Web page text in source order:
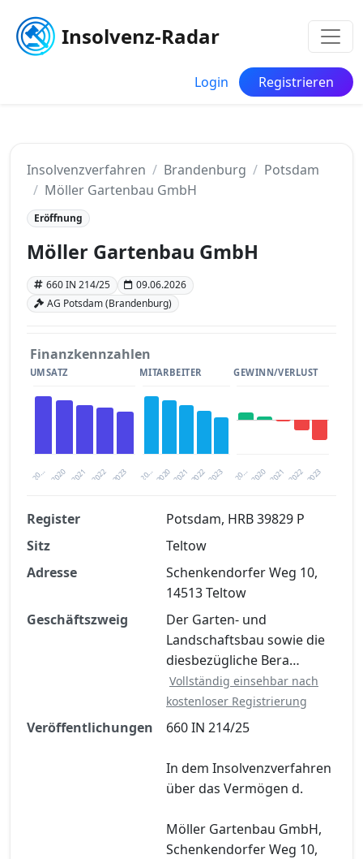
Insolvenz-Radar
Login Registrieren
Insolvenzverfahren Brandenburg
Potsdam
Möller Gartenbau GmbH
Eröffnung
Möller Gartenbau GmbH
660 IN 214/25
09.06.2026
AG Potsdam (Brandenburg)
Finanzkennzahlen
UMSATZ
20… 2021 2023
2020 2022
MITARBEITER
20… 2021 2023
2020 2022
GEWINN/VERLUST
20… 2021 2023
2020 2022
Finanzkennzahlen nach kostenloser
Registrierung verfügbar
Jetzt kostenlos registrieren
Register
Potsdam, HRB 39829 P
Sitz
Teltow
Adresse
Schenkendorfer Weg 10,
14513 Teltow
Geschäftszweig
Der Garten- und
Landschaftsbau sowie die
diesbezügliche Bera…
Vollständig einsehbar nach
kostenloser Registrierung
Veröffentlichungen 660 IN 214/25
In dem Insolvenzverfahren
über das Vermögen d.
Möller Gartenbau GmbH,
Schenkendorfer Weg 10,